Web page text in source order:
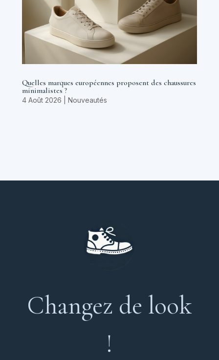
Quelles marques européennes proposent des chaussures
minimalistes ?
4 Août 2026 Nouveautés
Changez de look
!